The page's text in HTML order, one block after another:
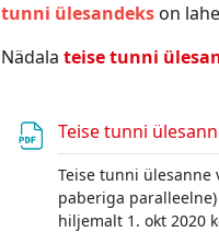
tunni ülesandekson
Nädala teise tunni
Teise tunni
Teise tunni ülesanne
paberiga
hiljemalt 1. okt 2020